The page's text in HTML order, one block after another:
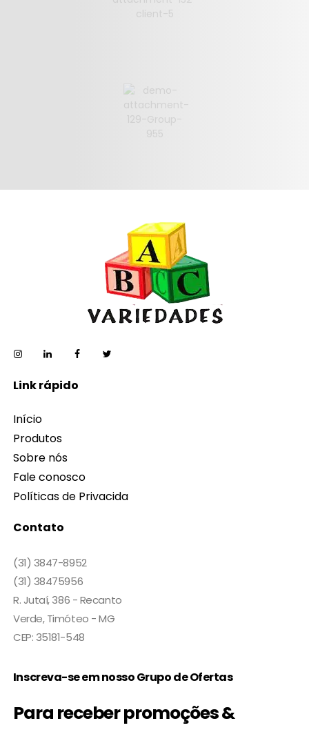
Link rápido
Início
Produtos
Sobre nós
Fale conosco
Políticas de Privacida
Contato
(31) 3847-8952
(31) 38475956
R. Jutaí, 386 - Recanto
Verde, Timóteo - MG
CEP: 35181-548
Inscreva-se em nosso Grupo de Ofertas
Para receber promoções &